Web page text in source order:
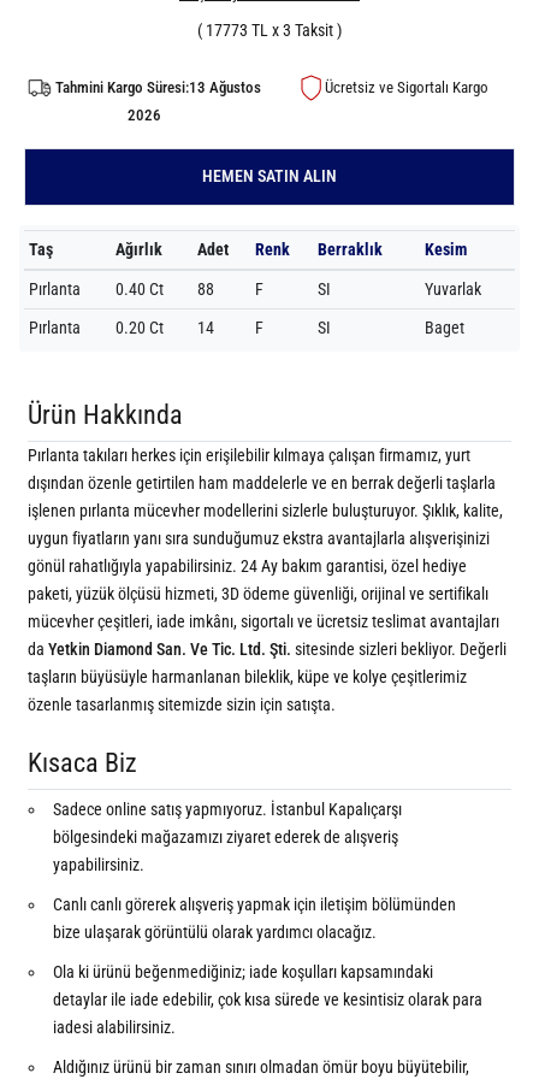
( 17773 TL x 3 Taksit )
Tahmini Kargo Süresi:13 Ağustos
2026
Ücretsiz ve Sigortalı Kargo
HEMEN SATIN ALIN
Taş Ağırlık Adet Renk Berraklık Kesim
Pırlanta 0.40 Ct 88 F SI
Yuvarlak
Pırlanta
0.20 Ct 14 F SI Baget
Ürün Hakkında
Pırlanta takıları herkes için erişilebilir kılmaya çalışan firmamız, yurt
dışından özenle getirtilen ham maddelerle ve en berrak değerli taşlarla
işlenen pırlanta mücevher modellerini sizlerle buluşturuyor. Şıklık, kalite,
uygun fiyatların yanı sıra sunduğumuz ekstra avantajlarla alışverişinizi
gönül rahatlığıyla yapabilirsiniz. 24 Ay bakım garantisi, özel hediye
paketi, yüzük ölçüsü hizmeti, 3D ödeme güvenliği, orijinal ve sertifikalı
mücevher çeşitleri, iade imkânı, sigortalı ve ücretsiz teslimat avantajları
da Yetkin Diamond San. Ve Tic. Ltd. Şti. sitesinde sizleri bekliyor. Değerli
taşların büyüsüyle harmanlanan bileklik, küpe ve kolye çeşitlerimiz
özenle tasarlanmış sitemizde sizin için satışta.
Kısaca Biz
Sadece online satış yapmıyoruz. İstanbul Kapalıçarşı
bölgesindeki mağazamızı ziyaret ederek de alışveriş
yapabilirsiniz.
Canlı canlı görerek alışveriş yapmak için iletişim bölümünden
bize ulaşarak görüntülü olarak yardımcı olacağız.
Ola ki ürünü beğenmediğiniz; iade koşulları kapsamındaki
detaylar ile iade edebilir, çok kısa sürede ve kesintisiz olarak para
iadesi alabilirsiniz.
Aldığınız ürünü bir zaman sınırı olmadan ömür boyu büyütebilir,